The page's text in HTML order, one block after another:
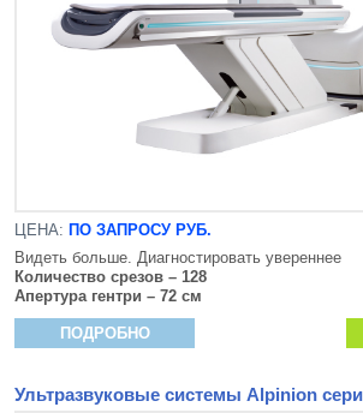
ЦЕНА: ПО ЗАПРОСУ РУБ.
Видеть больше. Диагностировать увереннее
Количество срезов – 128
Апертура гентри – 72 см
ПОДРОБНО
Ультразвуковые системы Alpinion